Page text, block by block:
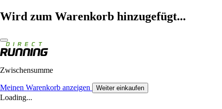
Wird zum Warenkorb hinzugefügt...
Zwischensumme
Meinen Warenkorb anzeigen Weiter einkaufen
Loading...